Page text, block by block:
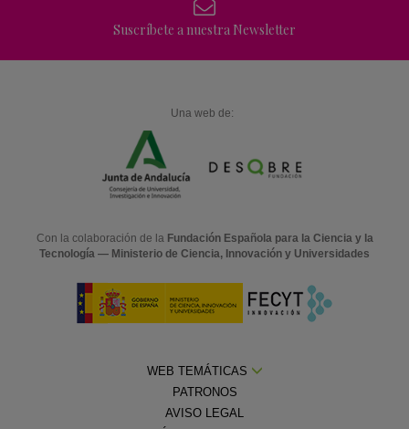
Suscríbete a nuestra Newsletter
Una web de:
Con la colaboración de la Fundación Española para la Ciencia y la
Tecnología — Ministerio de Ciencia, Innovación y Universidades
WEB TEMÁTICAS
PATRONOS
AVISO LEGAL